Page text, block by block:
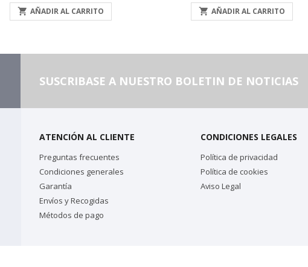
 AÑADIR AL CARRITO  AÑADIR AL CARRITO
SUSCRIBASE A NUESTRO BOLETIN DE NOTICIAS
ATENCIÓN AL CLIENTE
Preguntas frecuentes
Condiciones generales
Garantía
Envíos y Recogidas
Métodos de pago
CONDICIONES LEGALES
Política de privacidad
Política de cookies
Aviso Legal